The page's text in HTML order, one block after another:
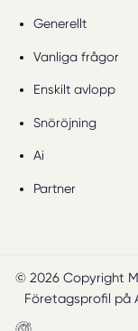
Generellt
Vanliga frågor
Enskilt avlopp
Snöröjning
Ai
Partner
© 2026 Copyright
Företagsprofil på